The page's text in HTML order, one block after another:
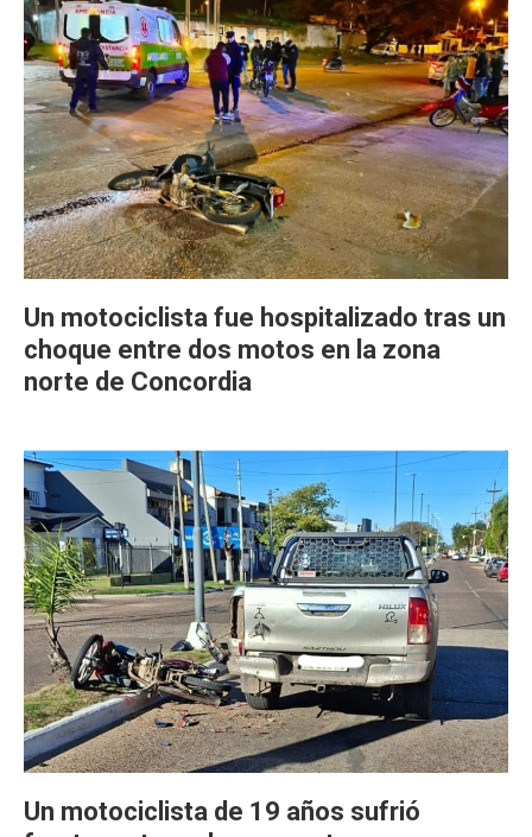
Un motociclista fue hospitalizado tras un
choque entre dos motos en la zona
norte de Concordia
Un motociclista de 19 años sufrió